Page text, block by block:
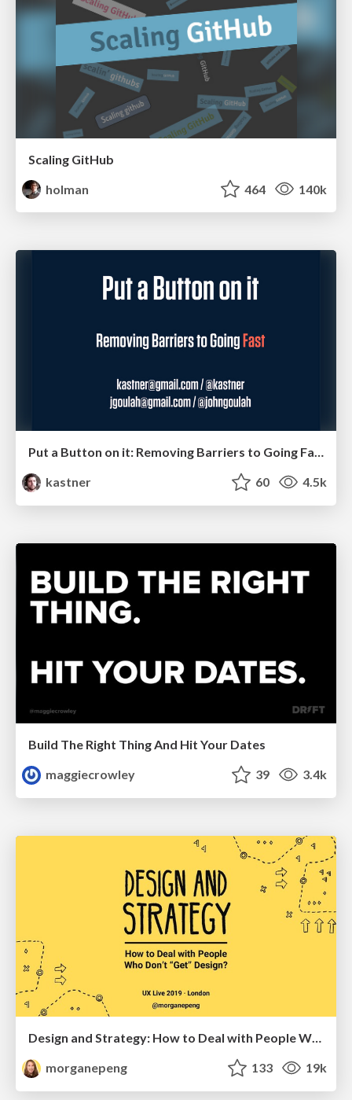
Scaling GitHub
holman
464 140k
Put a Button on it: Removing Barriers to Going Fast.
kastner
60 4.5k
Build The Right Thing And Hit Your Dates
maggiecrowley
39 3.4k
morganepeng
133 19k